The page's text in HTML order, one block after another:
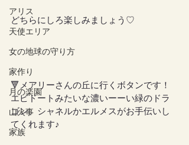
アリス
天使エリア
女の地球の守り方
家作り
月の楽園
山火事
家族
どちらにしろ楽しみましょう♡
🔻メアリーさんの丘に行くボタンです！
エピドートみたいな濃いーーい緑のドラ
ゴン、シャネルかエルメスがお手伝いし
てくれます♪